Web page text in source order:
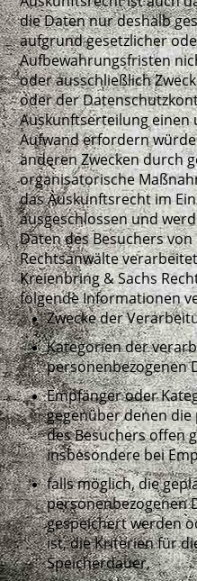
die Daten nur deshalb
aufgrund gesetzlicher
Aufbewahrungsfristen
oder ausschließlich
oder der
Auskunftserteilung
Aufwand erfordern
anderen Zwecken durch
organisatorische
das Auskunftsrecht im
ausgeschlossen und
Daten des Besuchers
Rechtsanwälte
Kreienbring & Sachs
folgende Informationen
Zwecke der
Kategorien der
personenbezogenen
Empfänger oder
gegenüber denen
des Besuchers offen
insbesondere bei
falls möglich, die
personenbezogenen
gespeichert werden
ist, die Kriterien für
Speicherdauer,